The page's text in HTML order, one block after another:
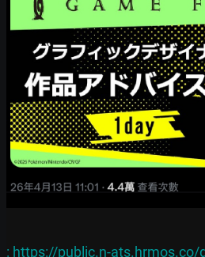
: https://public.n-